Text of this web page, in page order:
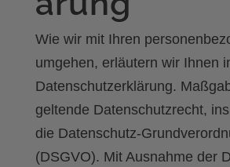
Wie wir mit Ihren
umgehen, erläutern wir Ihnen
Datenschutzerklärung.
geltende Datenschutzrecht,
die Datenschutz-
(DSGVO). Mit Ausnahme der